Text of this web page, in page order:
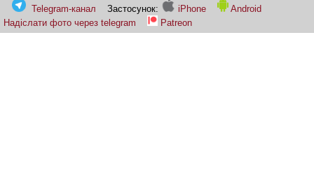
Telegram-канал
Застосунок: iPhone
Android
Надіслати фото через telegram
Patreon